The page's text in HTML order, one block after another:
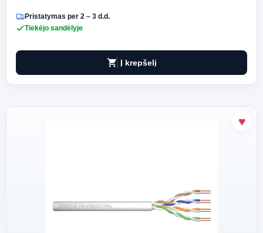
Pristatymas per 2 – 3 d.d.
Tiekėjo sandėlyje
shopping_cart Į krepšelį